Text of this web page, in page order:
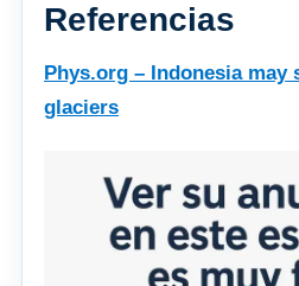
Referencias
Phys.org – Indonesia
glaciers